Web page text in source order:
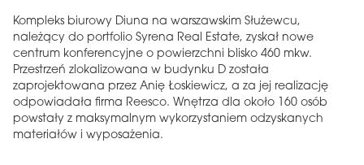
Kompleks biurowy Diuna na warszawskim Służewcu,
należący do portfolio Syrena Real Estate, zyskał nowe
centrum konferencyjne o powierzchni blisko 460 mkw.
Przestrzeń zlokalizowana w budynku D została
zaprojektowana przez Anię Łoskiewicz, a za jej realizację
odpowiadała firma Reesco. Wnętrza dla około 160 osób
powstały z maksymalnym wykorzystaniem odzyskanych
materiałów i wyposażenia.